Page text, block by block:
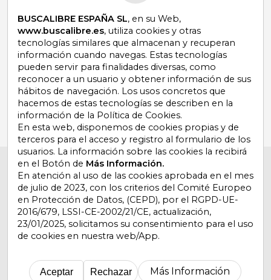
Suscríbete para recibir ofertas y
promociones
¿Necesitas ayuda?
Ir a Centro de Soporte
Buscalibre España. Calle Energía, 65, Nave 3 (08940),
Cornellà de Llobregat, Barcelona. Derechos Reservados.
Buscalibre Argentina|Buscalibre Chile
Buscalibre Uruguay|Buscalibre México|Buscalibre
Perú|Buscalibre Estados Unidos|Buscalibre Otros
BUSCALIBRE ESPAÑA SL, en su Web,
www.buscalibre.es, utiliza cookies y otras
tecnologías similares que almacenan y recuperan
información cuando navegas. Estas tecnologías
pueden servir para finalidades diversas, como
reconocer a un usuario y obtener información de sus
hábitos de navegación. Los usos concretos que
hacemos de estas tecnologías se describen en la
información de la Política de Cookies.
En esta web, disponemos de cookies propias y de
terceros para el acceso y registro al formulario de los
usuarios. La información sobre las cookies la recibirá
en el Botón de Más Información.
En atención al uso de las cookies aprobada en el mes
de julio de 2023, con los criterios del Comité Europeo
en Protección de Datos, (CEPD), por el RGPD-UE-
2016/679, LSSI-CE-2002/21/CE, actualización,
23/01/2025, solicitamos su consentimiento para el uso
de cookies en nuestra web/App.
Aceptar Rechazar Más Información